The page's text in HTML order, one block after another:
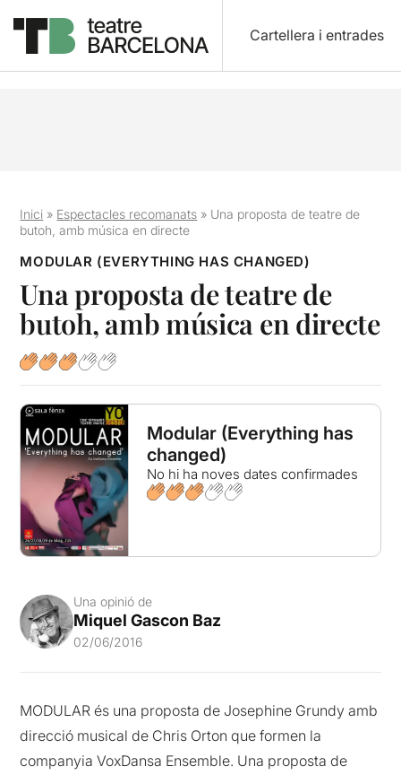
Cartellera i entrades
Inici » Espectacles recomanats » Una proposta de teatre de
butoh, amb música en directe
MODULAR (EVERYTHING HAS CHANGED)
Una proposta de teatre de
butoh, amb música en directe
Modular (Everything has
changed)
No hi ha noves dates confirmades
Una opinió de
Miquel Gascon Baz
02/06/2016
MODULAR és una proposta de Josephine Grundy amb
direcció musical de Chris Orton que formen la
companyia VoxDansa Ensemble. Una proposta de